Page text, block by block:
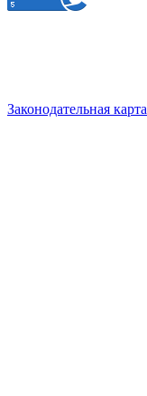
Законодательная карта